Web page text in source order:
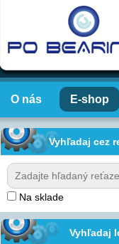
O nás E-shop
Vyhľadaj cez
Na sklade
Vyhľadaj